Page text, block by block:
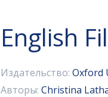
English
Издательство: Oxford
Авторы: Christina